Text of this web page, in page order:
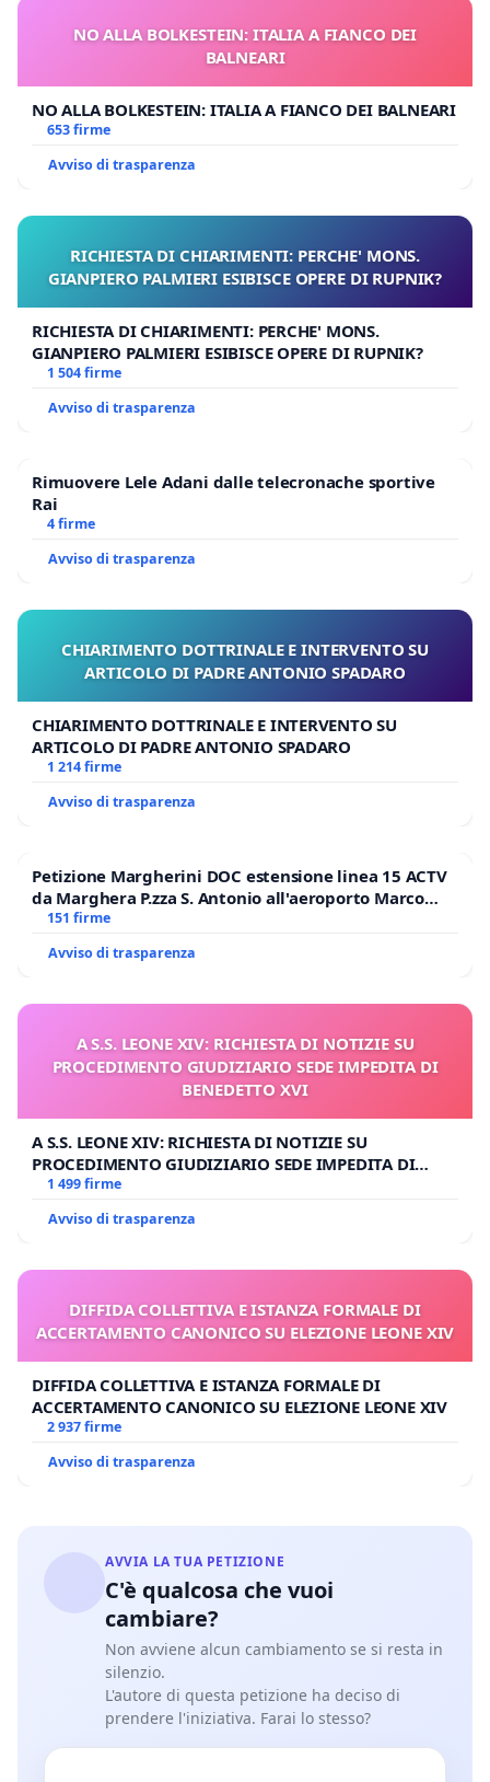
NO ALLA BOLKESTEIN: ITALIA A FIANCO DEI
BALNEARI
NO ALLA BOLKESTEIN: ITALIA A FIANCO DEI BALNEARI
653 firme
Avviso di trasparenza
RICHIESTA DI CHIARIMENTI: PERCHE' MONS.
GIANPIERO PALMIERI ESIBISCE OPERE DI RUPNIK?
RICHIESTA DI CHIARIMENTI: PERCHE' MONS.
GIANPIERO PALMIERI ESIBISCE OPERE DI RUPNIK?
1 504 firme
Avviso di trasparenza
Rimuovere Lele Adani dalle telecronache sportive
Rai
4 firme
Avviso di trasparenza
CHIARIMENTO DOTTRINALE E INTERVENTO SU
ARTICOLO DI PADRE ANTONIO SPADARO
CHIARIMENTO DOTTRINALE E INTERVENTO SU
ARTICOLO DI PADRE ANTONIO SPADARO
1 214 firme
Avviso di trasparenza
Petizione Margherini DOC estensione linea 15 ACTV
da Marghera P.zza S. Antonio all'aeroporto Marco
Polo tariffa a € 1,50
151 firme
Avviso di trasparenza
A S.S. LEONE XIV: RICHIESTA DI NOTIZIE SU
PROCEDIMENTO GIUDIZIARIO SEDE IMPEDITA DI
BENEDETTO XVI
A S.S. LEONE XIV: RICHIESTA DI NOTIZIE SU
PROCEDIMENTO GIUDIZIARIO SEDE IMPEDITA DI
BENEDETTO XVI
1 499 firme
Avviso di trasparenza
DIFFIDA COLLETTIVA E ISTANZA FORMALE DI
ACCERTAMENTO CANONICO SU ELEZIONE LEONE XIV
DIFFIDA COLLETTIVA E ISTANZA FORMALE DI
ACCERTAMENTO CANONICO SU ELEZIONE LEONE XIV
2 937 firme
Avviso di trasparenza
AVVIA LA TUA PETIZIONE
C'è qualcosa che vuoi
cambiare?
Non avviene alcun cambiamento se si resta in
silenzio.
L'autore di questa petizione ha deciso di
prendere l'iniziativa. Farai lo stesso?